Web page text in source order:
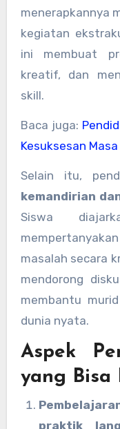
menerapkannya
kegiatan
ini membuat
kreatif, dan
skill.
Baca juga:
Kesuksesan
Selain itu,
kemandirian
Siswa
masalah secara
mendorong
membantu
dunia nyata.
Aspek
yang Bisa
Pembelajaran berbasis proyek dan
praktik